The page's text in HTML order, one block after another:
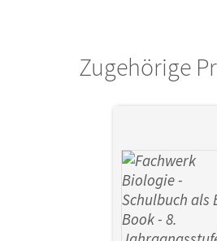
Pondorf, Peter; Hampl, Udo;
Zugehörige